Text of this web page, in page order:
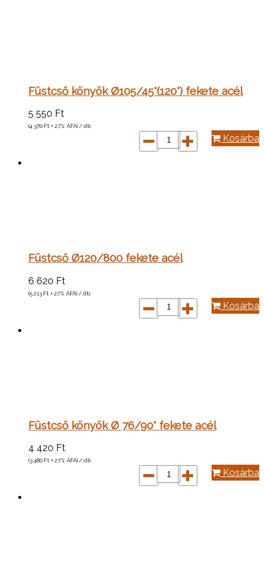
Füstcső könyök Ø105/45°(120°) fekete acél
5 550 Ft
(4 370 Ft + 27% ÁFA) / db
Kosárba
Füstcső Ø120/800 fekete acél
6 620 Ft
(5 213 Ft + 27% ÁFA) / db
Kosárba
Füstcső könyök Ø 76/90° fekete acél
4 420 Ft
(3 480 Ft + 27% ÁFA) / db
Kosárba